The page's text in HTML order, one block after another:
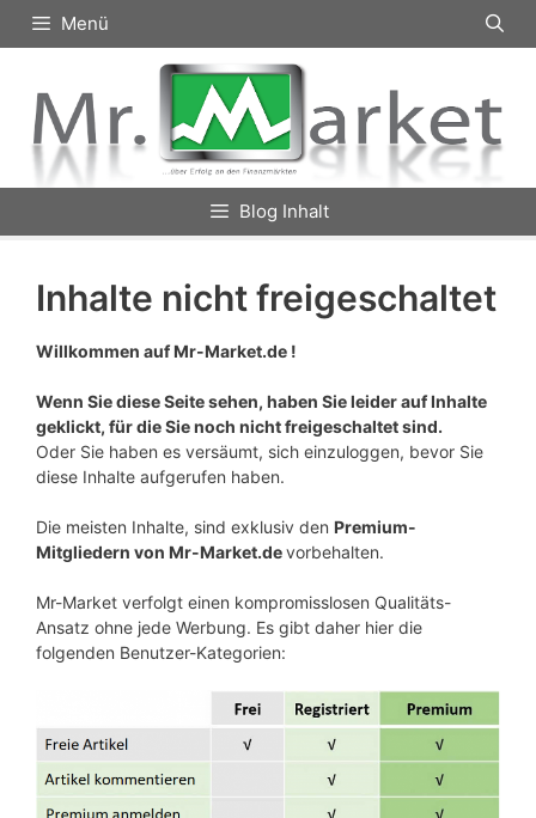
Inhalt
Menü
Blog Inhalt
Inhalte nicht freigeschaltet
Willkommen auf Mr-Market.de !
Wenn Sie diese Seite sehen, haben Sie leider auf Inhalte
geklickt, für die Sie noch nicht freigeschaltet sind.
Oder Sie haben es versäumt, sich einzuloggen, bevor Sie
diese Inhalte aufgerufen haben.
Die meisten Inhalte, sind exklusiv den Premium-
Mitgliedern von Mr-Market.devorbehalten.
Mr-Market verfolgt einen kompromisslosen Qualitäts-
Ansatz ohne jede Werbung. Es gibt daher hier die
folgenden Benutzer-Kategorien: